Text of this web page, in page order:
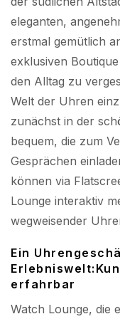
eleganten,
erstmal gemütlich
exklusiven
den Alltag zu
Welt der Uhren
zunächst in der
bequem, die zum
Gesprächen
können via
Lounge interaktiv
wegweisender
Ein
erfahrbar
Watch Lounge, die